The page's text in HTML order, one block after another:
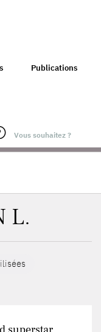
Publications
L.